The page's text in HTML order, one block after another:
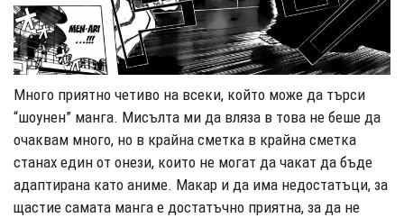
Много приятно четиво на всеки, който може да търси
“шоунен” манга. Мисълта ми да вляза в това не беше да
очаквам много, но в крайна сметка в крайна сметка
станах един от онези, които не могат да чакат да бъде
адаптирана като аниме. Макар и да има недостатъци, за
щастие самата манга е достатъчно приятна, за да не